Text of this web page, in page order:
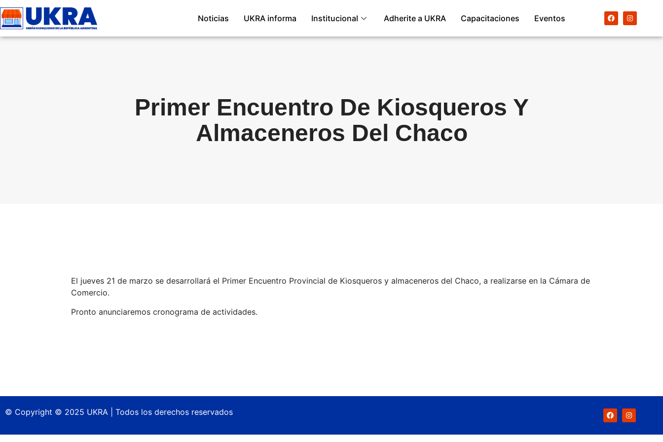
Noticias UKRA informa Institucional Adherite a UKRA Capacitaciones Eventos
Primer Encuentro De Kiosqueros Y
Almaceneros Del Chaco
El jueves 21 de marzo se desarrollará el Primer Encuentro Provincial de Kiosqueros y almaceneros del Chaco, a realizarse en la Cámara de
Comercio.
Pronto anunciaremos cronograma de actividades.
© Copyright © 2025 UKRA | Todos los derechos reservados